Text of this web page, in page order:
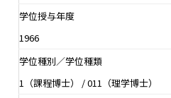
学位授与年度
1966
学位種別／学位種類
1（課程博士） / 011（理学博士）